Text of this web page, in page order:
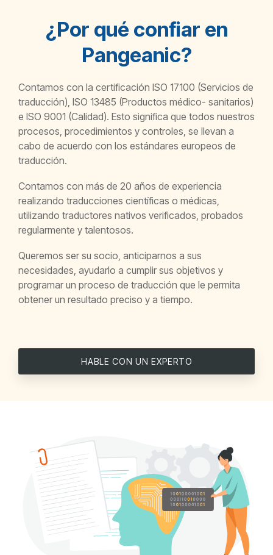
¿Por qué confiar en
Pangeanic?
Contamos con la certificación ISO 17100 (Servicios de
traducción), ISO 13485 (Productos médico- sanitarios)
e ISO 9001 (Calidad). Esto significa que todos nuestros
procesos, procedimientos y controles, se llevan a
cabo de acuerdo con los estándares europeos de
traducción.
Contamos con más de 20 años de experiencia
realizando traducciones científicas o médicas,
utilizando traductores nativos verificados, probados
regularmente y talentosos.
Queremos ser su socio, anticiparnos a sus
necesidades, ayudarlo a cumplir sus objetivos y
programar un proceso de traducción que le permita
obtener un resultado preciso y a tiempo.
HABLE CON UN EXPERTO